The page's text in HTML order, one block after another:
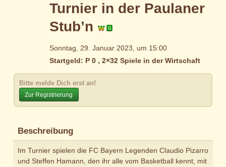
Turnier in der Paulaner
Stub’n
Sonntag, 29. Januar 2023, um 15:00
Startgeld: P 0 , 2×32 Spiele in der Wirtschaft
Bitte melde Dich erst an!
Zur Registrierung
Beschreibung
Im Turnier spielen die FC Bayern Legenden Claudio Pizarro
und Steffen Hamann, den ihr alle vom Basketball kennt, mit